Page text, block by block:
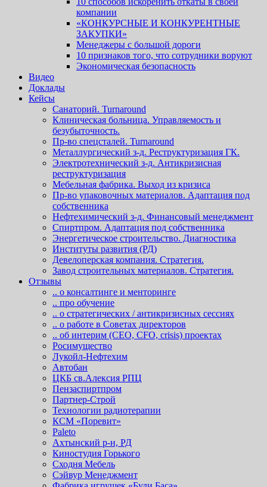
компании
«КОНКУРСНЫЕ И КОНКУРЕНТНЫЕ
ЗАКУПКИ»
Менеджеры с большой дороги
10 признаков того, что сотрудники воруют
Экономическая безопасность
Видео
Доклады
Кейсы
Санаторий. Turnaround
Клиническая больница. Управляемость и
безубыточность.
Пр-во спецсталей. Turnaround
Металлургический з-д. Реструктуризация ГК.
Электротехнический з-д. Антикризисная
реструктуризация
Мебельная фабрика. Выход из кризиса
Пр-во упаковочных материалов. Адаптация под
собственника
Нефтехимический з-д. Финансовый менеджмент
Спиртпром. Адаптация под собственника
Энергетическое строительство. Диагностика
Институты развития (РД)
Девелоперская компания. Стратегия.
Завод строительных материалов. Стратегия.
Отзывы
.. о консалтинге и менторинге
.. про обучение
.. о стратегических / антикризисных сессиях
.. о работе в Советах директоров
.. об интерим (СЕО, СFO, сrisis) проектах
Росимущество
Лукойл-Нефтехим
Автобан
ЦКБ св.Алексия РПЦ
Пензаспиртпром
Партнер-Строй
Технологии радиотерапии
КСМ «Поревит»
Paleto
Ахтынский р-н, РД
Киностудия Горького
Сходня Мебель
Сэйвур Менеджмент